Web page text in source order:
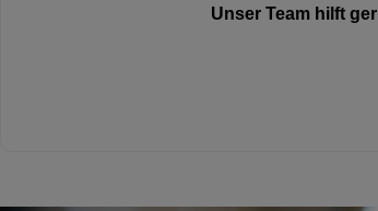
Unser Team hilft